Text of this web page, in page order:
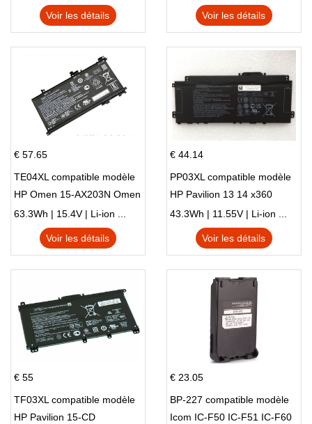
X540S
Voir les détails
TPN-I128
Voir les détails
€ 57.65
TE04XL compatible modèle
HP Omen 15-AX203N Omen
15 Series Pavilion 15 Series
63.3Wh | 15.4V | Li-ion ...
Voir les détails
€ 44.14
PP03XL compatible modèle
HP Pavilion 13 14 x360
L83388-AC1 L83388-421
HSTNN-LB8S M01118-421
M01144-005 13-BB 14-DV
43.3Wh | 11.55V | Li-ion ...
Voir les détails
€ 55
TF03XL compatible modèle
HP Pavilion 15-CD
€ 23.05
BP-227 compatible modèle
Icom IC-F50 IC-F51 IC-F60